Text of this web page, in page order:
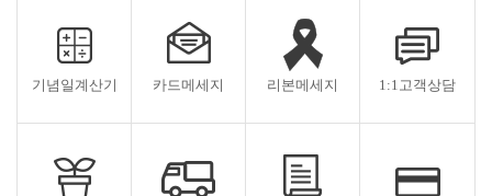
기념일계산기 카드메세지 리본메세지 1:1고객상담